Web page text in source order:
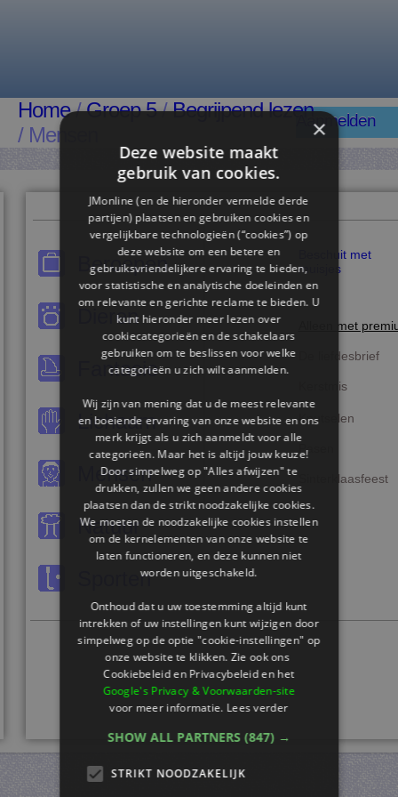
Home/Groep 5/Begrijpend lezen
/ Mensen
Aanmelden
Beroepen
Dieren
Fantasie
Lichaam
Mensen
Natuur
Sporten
Beschuit met
muisjes
Alleen met
De liefdesbrief
Kerstmis
Knutselen
Pasen
Sinterklaasfeest
×
Deze website maakt
gebruik van cookies.
JMonline (en de hieronder vermelde derde
partijen) plaatsen en gebruiken cookies en
vergelijkbare technologieën (“cookies”) op
deze website om een ​​betere en
gebruiksvriendelijkere ervaring te bieden,
voor statistische en analytische doeleinden en
om relevante en gerichte reclame te bieden. U
kunt hieronder meer lezen over
cookiecategorieën en de schakelaars
gebruiken om te beslissen voor welke
categorieën u zich wilt aanmelden.
Wij zijn van mening dat u de meest relevante
en boeiende ervaring van onze website en ons
merk krijgt als u zich aanmeldt voor alle
categorieën. Maar het is altijd jouw keuze!
Door simpelweg op "Alles afwijzen" te
drukken, zullen we geen andere cookies
plaatsen dan de strikt noodzakelijke cookies.
We moeten de noodzakelijke cookies instellen
om de kernelementen van onze website te
laten functioneren, en deze kunnen niet
worden uitgeschakeld.
Onthoud dat u uw toestemming altijd kunt
intrekken of uw instellingen kunt wijzigen door
simpelweg op de optie "cookie-instellingen" op
onze website te klikken. Zie ook ons ​​
Cookiebeleid en Privacybeleid en het
Google's Privacy & Voorwaarden-site
voor meer informatie.Lees verder
SHOW ALL PARTNERS (847) →
STRIKT NOODZAKELIJK